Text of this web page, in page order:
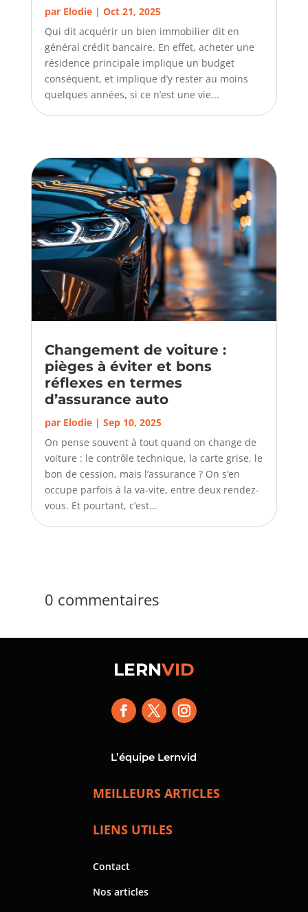
par Elodie| Oct 21, 2025
Qui dit acquérir un bien immobilier dit en
général crédit bancaire. En effet, acheter une
résidence principale implique un budget
conséquent, et implique d’y rester au moins
quelques années, si ce n’est une vie...
Changement de voiture :
pièges à éviter et bons
réflexes en termes
d’assurance auto
par Elodie| Sep 10, 2025
On pense souvent à tout quand on change de
voiture : le contrôle technique, la carte grise, le
bon de cession, mais l’assurance ? On s’en
occupe parfois à la va-vite, entre deux rendez-
vous. Et pourtant, c’est...
0 commentaires
LERNVID
L’équipe Lernvid
MEILLEURS ARTICLES
LIENS UTILES
Contact
Nos articles